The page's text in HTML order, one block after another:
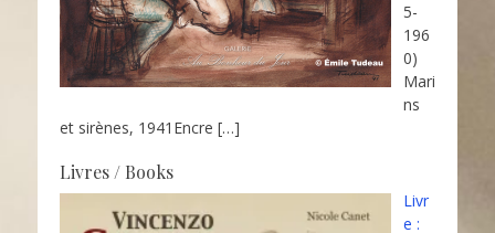
5-
196
0)
Mari
ns
et sirènes, 1941Encre […]
Livres / Books
Livr
e :